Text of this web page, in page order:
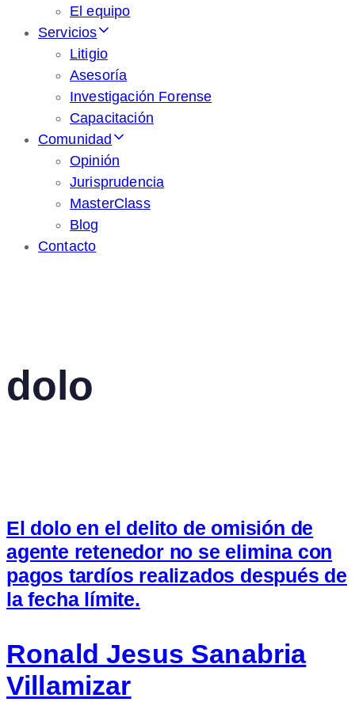
El equipo
Servicios
Litigio
Asesoría
Investigación Forense
Capacitación
Comunidad
Opinión
Jurisprudencia
MasterClass
Blog
Contacto
dolo
El dolo en el delito de omisión de
agente retenedor no se elimina con
pagos tardíos realizados después de
la fecha límite.
Ronald Jesus Sanabria
Villamizar